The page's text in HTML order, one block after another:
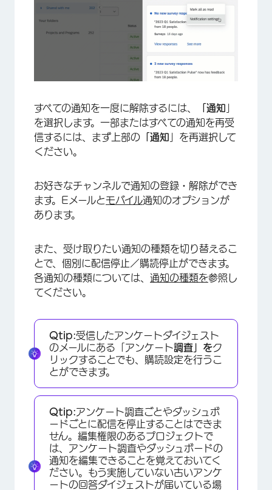
すべての通知を一度に解除するには、 「通知
を選択します。一部またはすべての通知を再受
信するには、まず上部の 「通知
」を再選択して
ください。
お好きなチャンネルで通知の登録・解除ができ
ます。Eメールとモバイル通知のオプションが
あります。
また、受け取りたい通知の種類を切り替えるこ
とで、個別に配信停止／購読停止ができます。
各通知の種類については、 通知の種類を参照し
てください。
Qtip:受信したアンケートダイジェスト
のメールにある「アンケート調査」をク
リックすることでも、購読設定を行うこ
とができます。
Qtip:アンケート調査ごとやダッシュボ
ードごとに配信を停止することはできま
せん。編集権限のあるプロジェクトで
は、アンケート調査やダッシュボードの
通知を編集できることを覚えておいてく
ださい。もう実施していない古いアンケ
ートの回答ダイジェストが届いている場